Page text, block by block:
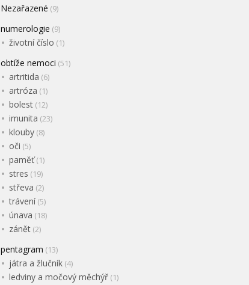
Nezařazené (9)
numerologie (9)
životní číslo (1)
obtíže nemoci (51)
artritida (6)
artróza (1)
bolest(12)
imunita (23)
klouby(8)
oči (5)
paměť(1)
stres (19)
střeva (2)
trávení(5)
únava (18)
zánět(2)
pentagram (13)
játra a žlučník(4)
ledviny a močový měchýř(1)